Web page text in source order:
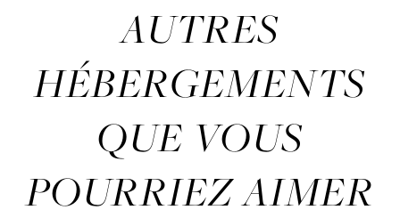
AUTRES
HÉBERGEMENTS
QUE VOUS
POURRIEZ AIMER